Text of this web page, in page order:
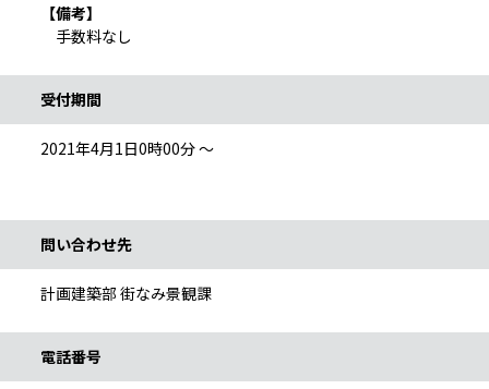
【備考】
手数料なし
受付期間
2021年4月1日0時00分 ～
問い合わせ先
計画建築部 街なみ景観課
電話番号